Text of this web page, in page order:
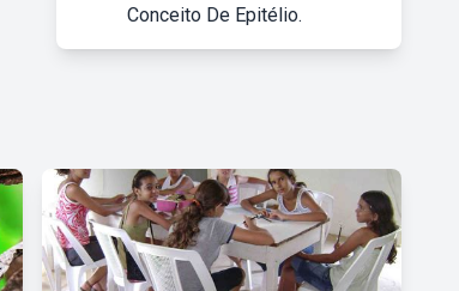
Conceito De Epitélio.